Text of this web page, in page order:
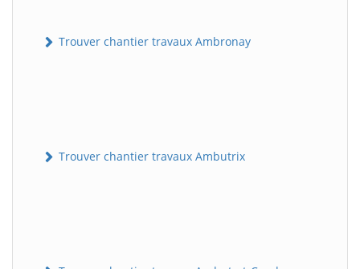
Trouver chantier travaux Ambronay
Trouver chantier travaux Ambutrix